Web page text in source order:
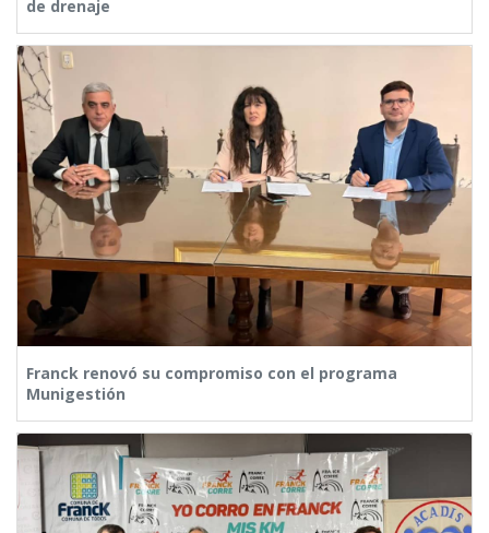
de drenaje
Franck renovó su compromiso con el programa
Munigestión